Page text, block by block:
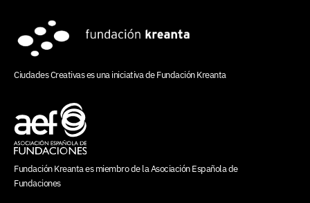
Ciudades Creativas es una iniciativa deFundación Kreanta
Fundación Kreanta es miembro de laAsociación Española de
Fundaciones